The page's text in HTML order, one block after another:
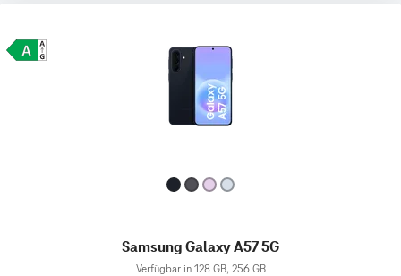
Samsung Galaxy A57 5G
Verfügbar in 128 GB, 256 GB